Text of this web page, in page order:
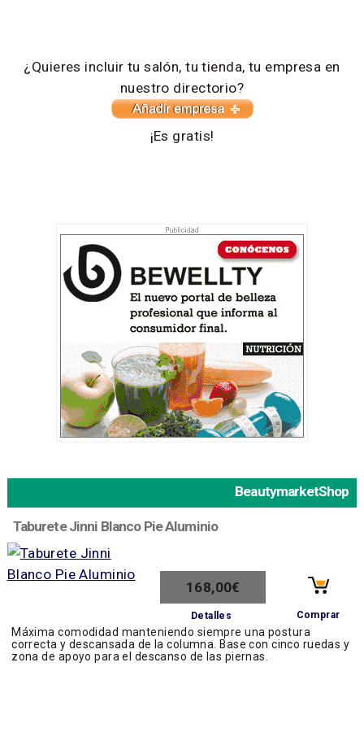
¿Quieres incluir tu salón, tu tienda, tu empresa en
nuestro directorio?
¡Es gratis!
BeautymarketShop
Taburete Jinni Blanco Pie Aluminio
168,00€
Detalles Comprar
Máxima comodidad manteniendo siempre una postura
correcta y descansada de la columna. Base con cinco ruedas y
zona de apoyo para el descanso de las piernas.